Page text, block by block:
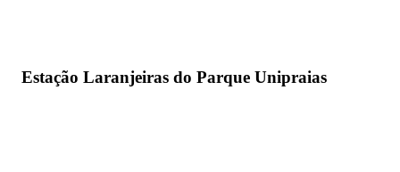
Estação Laranjeiras do Parque Unipraias